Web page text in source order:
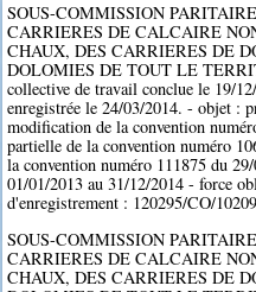
SOUS-COMMISSION
CARRIERES DE CALCAIRE
CHAUX, DES CARRIERES DE
DOLOMIES DE TOUT LE
collective de travail conclue le 19/
enregistrée le 24/03/2014. - objet :
modification de la convention
partielle de la convention numéro
la convention numéro 111875 du
01/01/2013 au 31/12/2014 - force
d'enregistrement : 120295/CO/
SOUS-COMMISSION
CARRIERES DE CALCAIRE
CHAUX, DES CARRIERES DE